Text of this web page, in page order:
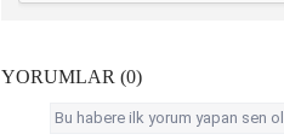
YORUMLAR (0)
Bu habere ilk yorum yapan sen ol.